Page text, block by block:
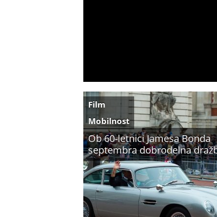
Ob 60-letnici Jamesa Bonda
septembra dobrodelna
Film
Mobilnost